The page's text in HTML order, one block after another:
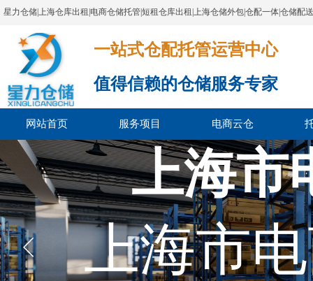
星力仓储|上海仓库出租|电商仓储托管|短租仓库出租|上海仓储外包|仓配一体|仓储配
一站式仓配托管运营中心​​​​​​​​​​​​​​​​​
值得信赖的仓储服务专家
网站首页 服务项目 电商云仓
上海市
上海市